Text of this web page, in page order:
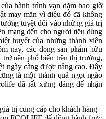
hành trình vạn dặm bao giờ
may mắn vì điều đó đã không
tuyệt đối vào những giá trị
mang đến cho người tiêu dùng
huyết của những thành viên
nay, các dòng sản phẩm hữu
nên phổ biến trên thị trường,
ngày càng được nâng cao. Đây
là một thành quả ngọt ngào
đã rất xứng đáng để nhận
trị cung cấp cho khách hàng